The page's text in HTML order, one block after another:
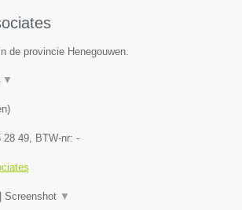
de provincie Henegouwen.
▼
)
28 49, BTW-nr: -
Screenshot ▼